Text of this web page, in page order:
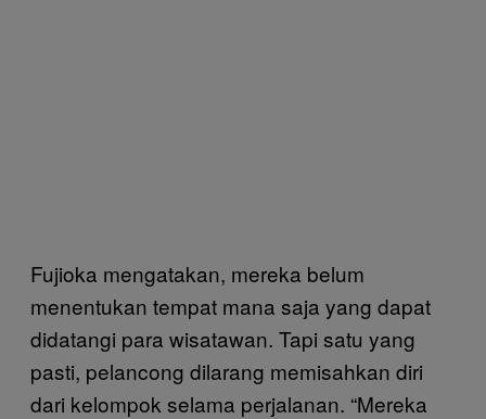
Fujioka mengatakan, mereka belum
menentukan tempat mana saja yang dapat
didatangi para wisatawan. Tapi satu yang
pasti, pelancong dilarang memisahkan diri
dari kelompok selama perjalanan. “Mereka